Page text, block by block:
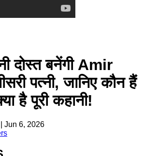
दोस्त बनेंगी Amir
पत्नी, जानिए कौन हैं
है पूरी कहानी!
Jun 6, 2026